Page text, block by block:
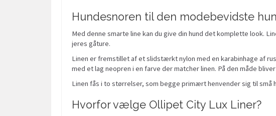
Hundesnoren til den modebevidste
Med denne smarte line kan du give din hund det komplette look.
jeres gåture.
Linen er fremstillet af et slidstærkt nylon med en karabinhage af
med et lag neopren i en farve der matcher linen. På den måde
Linen fås i to størrelser, som begge primært henvender sig til små
Hvorfor vælge Ollipet City Lux Liner?